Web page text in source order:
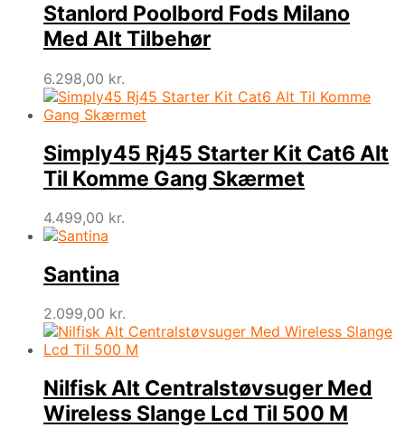
Stanlord Poolbord Fods Milano
Med Alt Tilbehør
6.298,00 kr.
Simply45 Rj45 Starter Kit Cat6 Alt
Til Komme Gang Skærmet
4.499,00 kr.
Santina
2.099,00 kr.
Nilfisk Alt Centralstøvsuger Med
Wireless Slange Lcd Til 500 M